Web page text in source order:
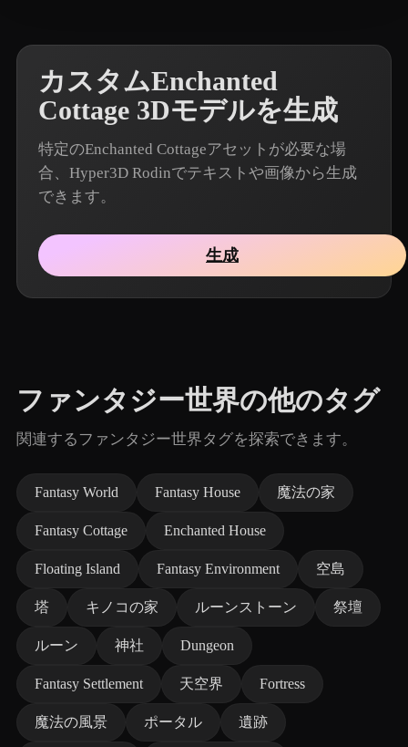
カスタムEnchanted
Cottage 3Dモデルを生成
特定のEnchanted Cottageアセットが必要な場
合、Hyper3D Rodinでテキストや画像から生成
できます。
生成
ファンタジー世界の他のタグ
関連するファンタジー世界タグを探索できます。
Fantasy World Fantasy House 魔法の家
Fantasy Cottage Enchanted House
Floating Island Fantasy Environment 空島
塔 キノコの家 ルーンストーン 祭壇
ルーン 神社 Dungeon
Fantasy Settlement 天空界 Fortress
魔法の風景 ポータル 遺跡